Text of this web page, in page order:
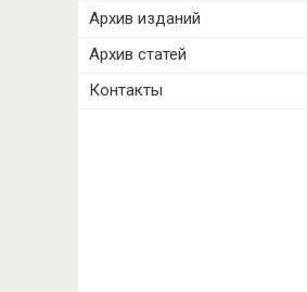
Архив изданий
Архив статей
Контакты